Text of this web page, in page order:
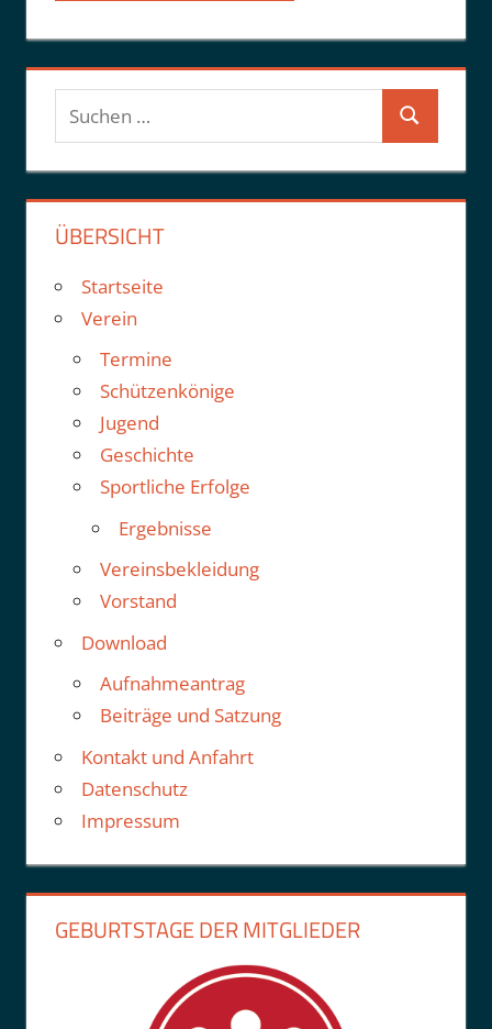
Suchen
Suchen
ÜBERSICHT
Startseite
Verein
Termine
Schützenkönige
Jugend
Geschichte
Sportliche Erfolge
Ergebnisse
Vereinsbekleidung
Vorstand
Download
Aufnahmeantrag
Beiträge und Satzung
Kontakt und Anfahrt
Datenschutz
Impressum
GEBURTSTAGE DER MITGLIEDER